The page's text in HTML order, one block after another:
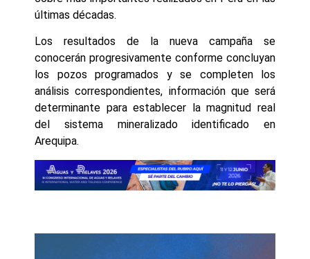
últimas décadas.
Los resultados de la nueva campaña se
conocerán progresivamente conforme concluyan
los pozos programados y se completen los
análisis correspondientes, información que será
determinante para establecer la magnitud real
del sistema mineralizado identificado en
Arequipa.